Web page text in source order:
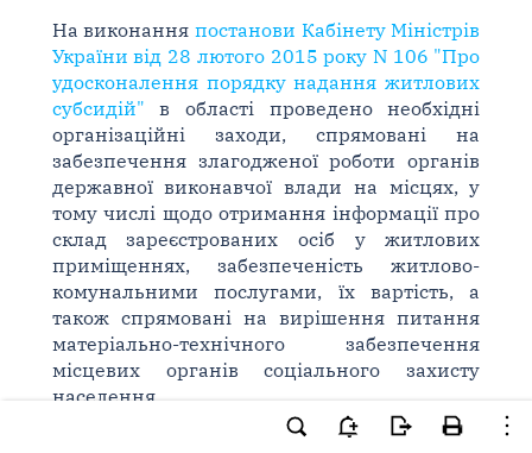
На виконання постанови Кабінету Міністрів
України від 28 лютого 2015 року N 106 "Про
удосконалення порядку надання житлових
субсидій" в області проведено необхідні
організаційні заходи, спрямовані на
забезпечення злагодженої роботи органів
державної виконавчої влади на місцях, у
тому числі щодо отримання інформації про
склад зареєстрованих осіб у житлових
приміщеннях, забезпеченість житлово-
комунальними послугами, їх вартість, а
також спрямовані на вирішення питання
матеріально-технічного забезпечення
місцевих органів соціального захисту
населення.
З даного питання у квітні поточного року в